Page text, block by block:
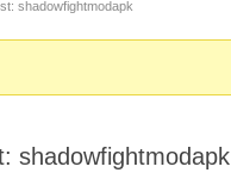
shadowfightmodapk
shadowfightmodapk